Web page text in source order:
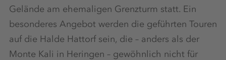
Gelände am ehemaligen Grenzturm statt. Ein
besonderes Angebot werden die geführten Touren
auf die Halde Hattorf sein, die – anders als der
Monte Kali in Heringen – gewöhnlich nicht für